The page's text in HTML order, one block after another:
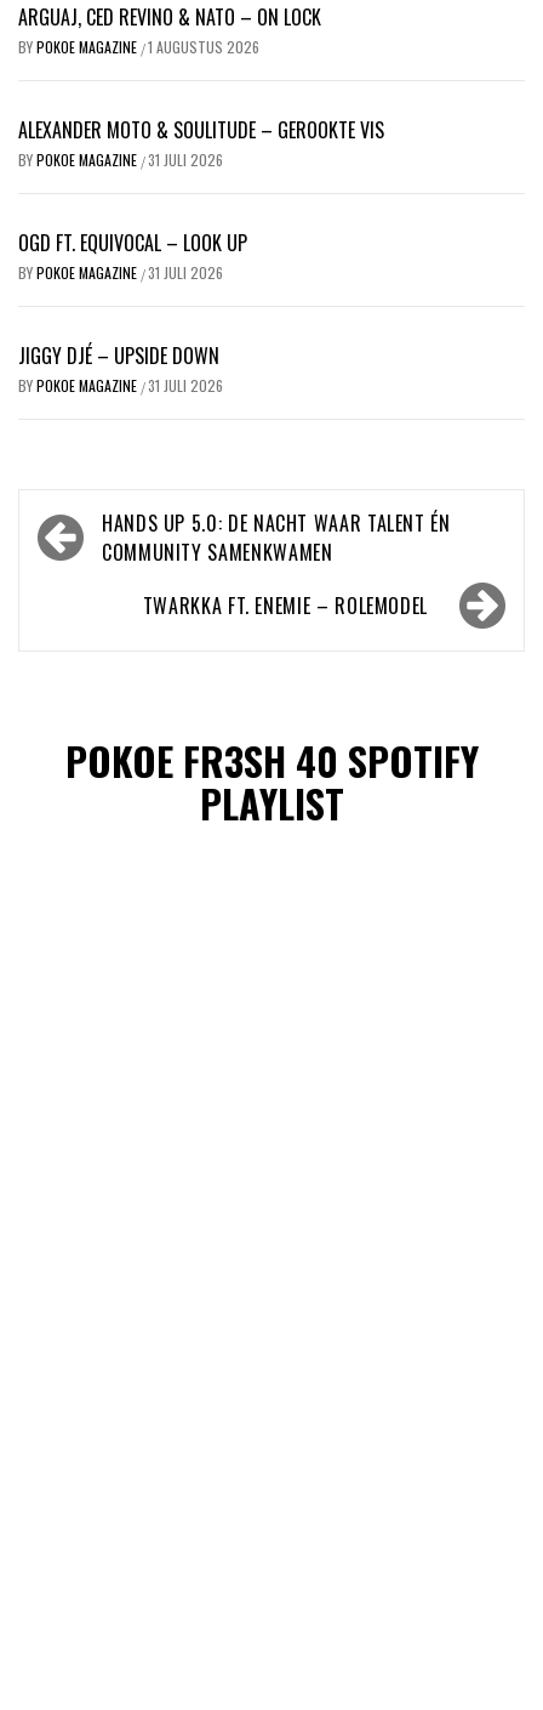
ARGUAJ, CED REVINO & NATO – ON LOCK
BYPOKOE MAGAZINE /1 AUGUSTUS 2026
ALEXANDER MOTO & SOULITUDE – GEROOKTE VIS
BYPOKOE MAGAZINE /31 JULI 2026
OGD FT. EQUIVOCAL – LOOK UP
BYPOKOE MAGAZINE /31 JULI 2026
JIGGY DJÉ – UPSIDE DOWN
BYPOKOE MAGAZINE /31 JULI 2026
Bericht
navigatie
HANDS UP 5.0: DE NACHT WAAR TALENT ÉN
COMMUNITY SAMENKWAMEN
TWARKKA FT. ENEMIE – ROLEMODEL
POKOE FR3SH 40 SPOTIFY
PLAYLIST